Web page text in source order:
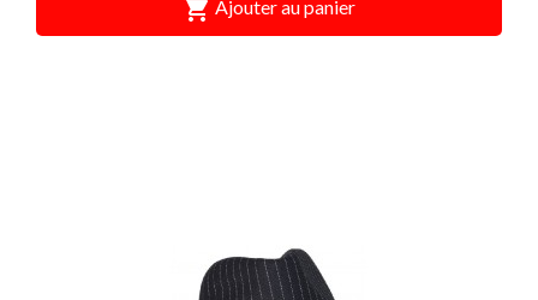
 Ajouter au panier